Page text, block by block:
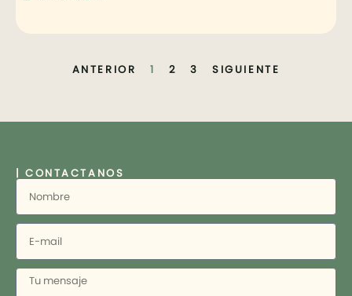
ANTERIOR 1 2 3 SIGUIENTE
| CONTACTANOS